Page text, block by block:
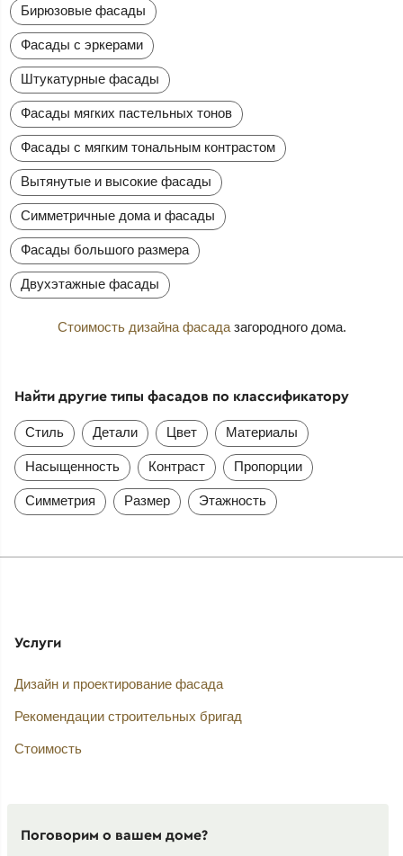
Бирюзовые фасады
Фасады с эркерами
Штукатурные фасады
Фасады мягких пастельных тонов
Фасады с мягким тональным контрастом
Вытянутые и высокие фасады
Симметричные дома и фасады
Фасады большого размера
Двухэтажные фасады
Стоимость дизайна фасадазагородного дома.
Найти другие типы фасадов по классификатору
Стиль Детали Цвет Материалы
Насыщенность Контраст Пропорции
Симметрия Размер Этажность
Услуги
Дизайн и проектирование фасада
Рекомендации строительных бригад
Стоимость
Поговорим о вашем доме?